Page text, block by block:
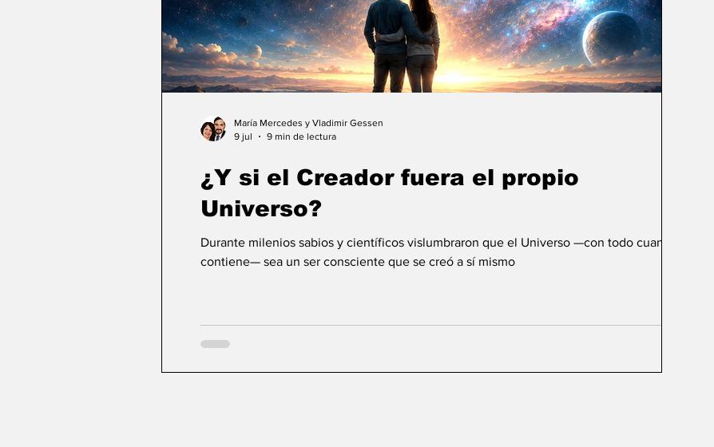
¿Y si el Creador fuera el propio
Universo?
Durante milenios sabios y científicos vislumbraron que el Universo —con todo cuanto
contiene— sea un ser consciente que se creó a sí mismo
María Mercedes y Vladimir Gessen
9 jul
9 min de lectura